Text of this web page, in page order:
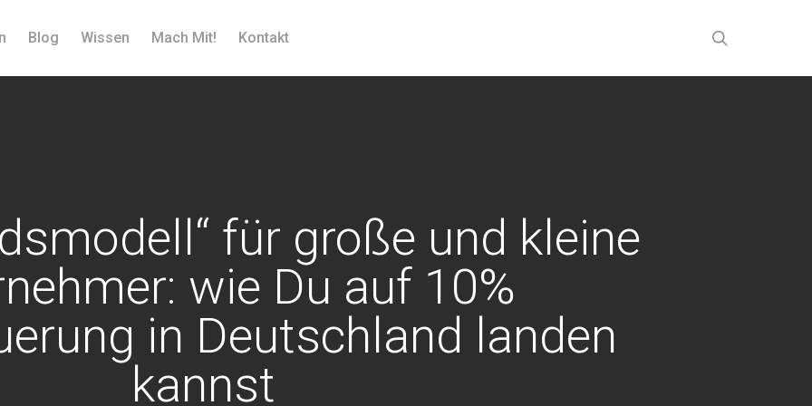
Blog Wissen Mach Mit! Kontakt
für große und kleine
wie Du auf 10%
in Deutschland landen
kannst